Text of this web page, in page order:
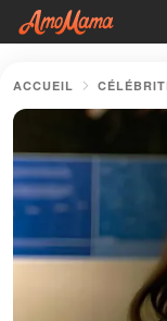
ACCUEIL